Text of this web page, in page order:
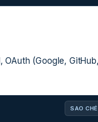
(Google,
SAO